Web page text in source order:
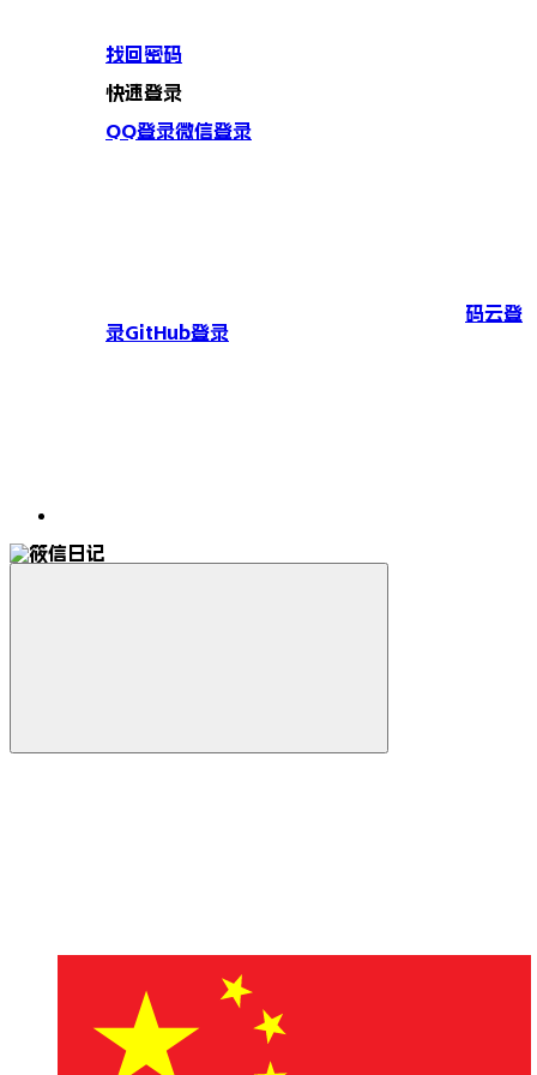
找回密码
快速登录
QQ登录微信登录
码云登
录GitHub登录